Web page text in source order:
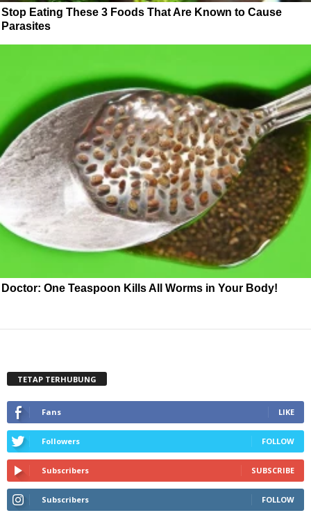
Stop Eating These 3 Foods That Are Known to Cause
Parasites
Doctor: One Teaspoon Kills All Worms in Your Body!
TETAP TERHUBUNG
Fans LIKE
Followers FOLLOW
Subscribers SUBSCRIBE
Subscribers FOLLOW